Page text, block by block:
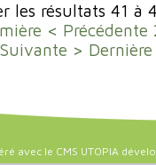
les résultats 41 à
< Précédente
Suivante >
avec le CMS UTOPIA